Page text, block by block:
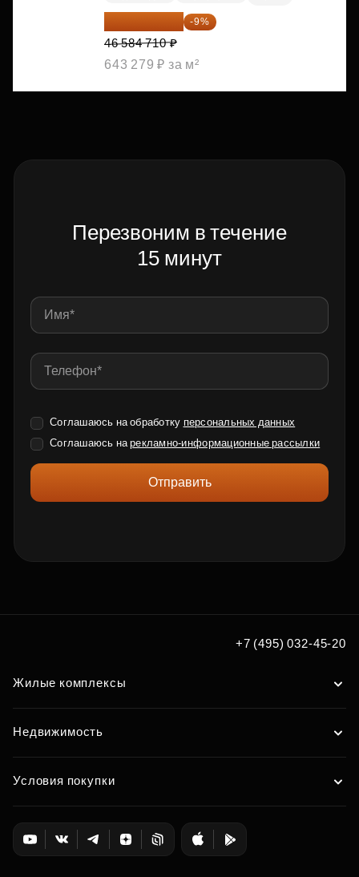
42 392 086 ₽ -9%
46 584 710 ₽
643 279 ₽ за м²
Перезвоним в течение
15 минут
Соглашаюсь на обработку персональных данных
Соглашаюсь нарекламно-информационные рассылки
Отправить
+7 (495) 032-45-20
Жилые комплексы
Недвижимость
Условия покупки